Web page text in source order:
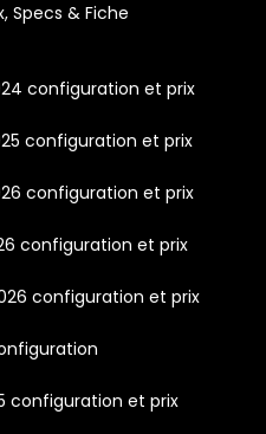
Specs & Fiche
configuration et prix
configuration et prix
configuration et prix
configuration et prix
configuration et prix
configuration et prix